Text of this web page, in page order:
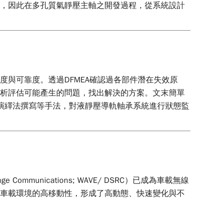
因此在多孔質氣靜壓主軸之開發過程，從系統設計
與可靠度。透過DFMEA確認過各部件潛在失效原
評估可能產生的問題，找出解決的方案。文末簡單
法撰寫等手法，對液靜壓導軌軸承系統進行狀態監
Communications; WAVE/ DSRC）已成為車載無線
載環境的高移動性，形成了高動態、快速變化與不